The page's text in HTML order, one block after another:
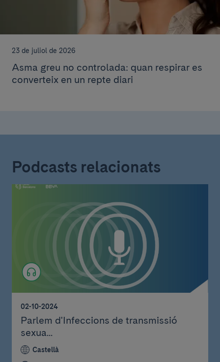
23 de juliol de 2026
Asma greu no controlada: quan respirar es
converteix en un repte diari
Podcasts relacionats
02-10-2024
Parlem d'Infeccions de transmissió
sexua...
Castellà